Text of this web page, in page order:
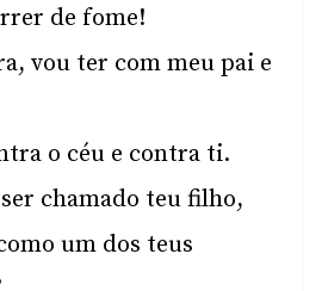
de fome!
vou ter com meu pai e
o céu e contra ti.
chamado teu filho,
um dos teus